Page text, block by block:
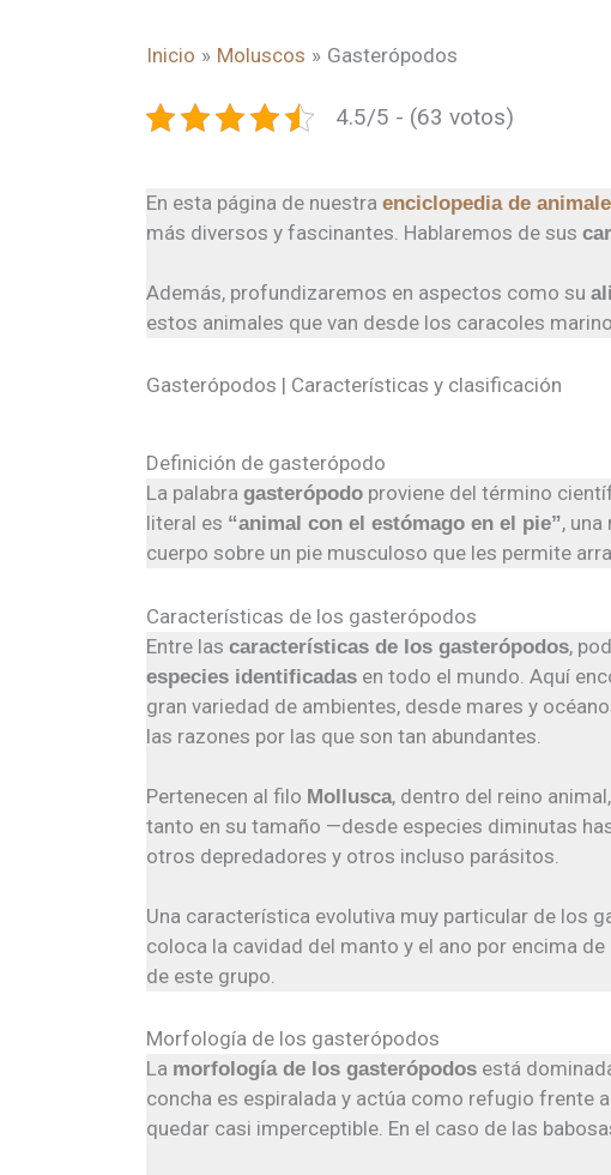
Inicio Moluscos Gasterópodos
4.5/5 - (63 votos)
En esta página de nuestra enciclopedia de
más diversos y fascinantes. Hablaremos de sus
Además, profundizaremos en aspectos como su
estos animales que van desde los caracoles
Gasterópodos | Características y clasificación
Definición de gasterópodo
La palabra gasterópodo proviene del término
literal es “animal con el estómago en el pie”,
cuerpo sobre un pie musculoso que les permite
Características de los gasterópodos
Entre las características de los gasterópodos,
especies identificadas en todo el mundo. Aquí
gran variedad de ambientes, desde mares y
las razones por las que son tan abundantes.
Pertenecen al filo Mollusca, dentro del reino
tanto en su tamaño —desde especies diminutas
otros depredadores y otros incluso parásitos.
Una característica evolutiva muy particular de los
coloca la cavidad del manto y el ano por encima
de este grupo.
Morfología de los gasterópodos
La morfología de los gasterópodos está
concha es espiralada y actúa como refugio frente
quedar casi imperceptible. En el caso de las